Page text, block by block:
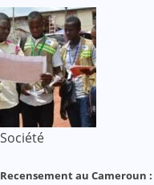
Société
Recensement au Cameroun